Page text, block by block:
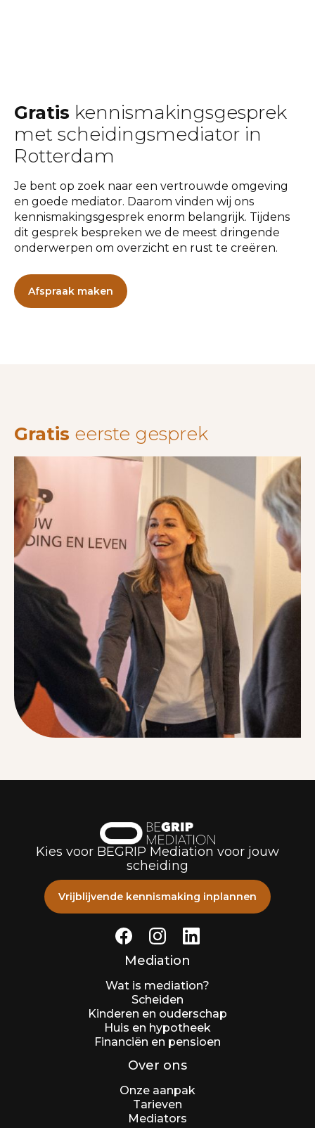
Gratis kennismakingsgesprek
met scheidingsmediator in
Rotterdam
Je bent op zoek naar een vertrouwde omgeving
en goede mediator. Daarom vinden wij ons
kennismakingsgesprek enorm belangrijk. Tijdens
dit gesprek bespreken we de meest dringende
onderwerpen om overzicht en rust te creëren.
Afspraak maken
Gratis eerste gesprek
Kies voor BEGRIP Mediation voor jouw
scheiding
Vrijblijvende kennismaking inplannen
Mediation
Wat is mediation?
Scheiden
Kinderen en ouderschap
Huis en hypotheek
Financiën en pensioen
Over ons
Onze aanpak
Tarieven
Mediators